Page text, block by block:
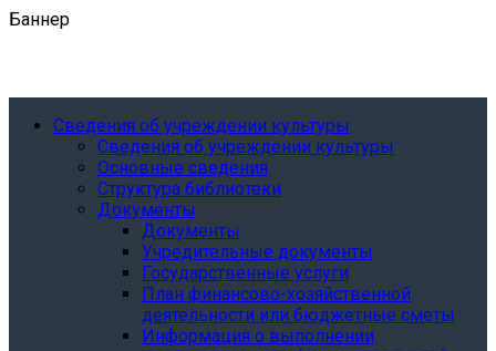
Баннер
Сведения об учреждении культуры
Сведения об учреждении культуры
Основные сведения
Структура библиотеки
Документы
Документы
Учредительные документы
Государственные услуги
План финансово-хозяйственной
деятельности или бюджетные сметы
Информация о выполнении